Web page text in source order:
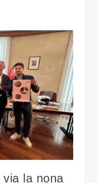
la nona